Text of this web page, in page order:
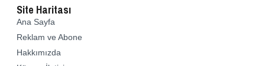
Site Haritası
Ana Sayfa
Reklam ve Abone
Hakkımızda